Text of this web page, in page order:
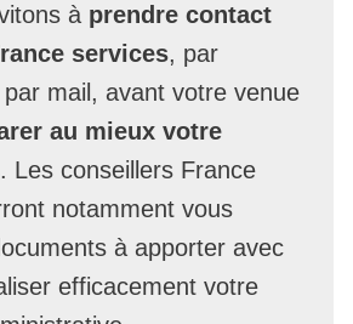
à prendre contact
services, par
mail, avant votre venue
au mieux votre
. Les conseillers France
notamment vous
à apporter avec
efficacement votre